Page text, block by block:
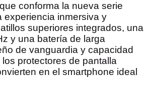
conforma la nueva serie
experiencia inmersiva y
superiores integrados, una
y una batería de larga
de vanguardia y capacidad
protectores de pantalla
en el smartphone ideal